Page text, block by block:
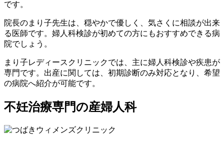
です。
院長のまり子先生は、穏やかで優しく、気さくに相談が出来
る医師です。婦人科検診が初めての方にもおすすめできる病
院でしょう。
まり子レディースクリニックでは、主に婦人科検診や疾患が
専門です。出産に関しては、初期診断のみ対応となり、希望
の病院へ紹介が可能です。
不妊治療専門の産婦人科